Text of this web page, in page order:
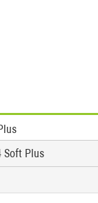
Soft Plus